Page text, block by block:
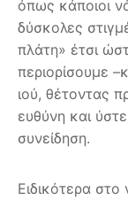
όπως κάποιοι
δύσκολες
πλάτη» έτσι
περιορίσουμε
ιού, θέτοντας
ευθύνη και
συνείδηση.
Ειδικότερα